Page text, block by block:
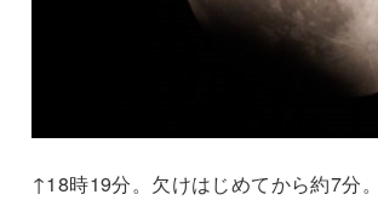
↑18時19分。欠けはじめてから約7分。